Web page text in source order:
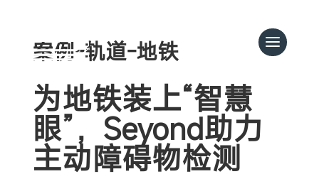
案例-轨道-地铁
为地铁装上“智慧
眼”，Seyond助力
主动障碍物检测